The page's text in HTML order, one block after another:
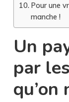
Pour une
manche !
Un
par
qu’on